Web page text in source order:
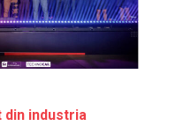
din industria